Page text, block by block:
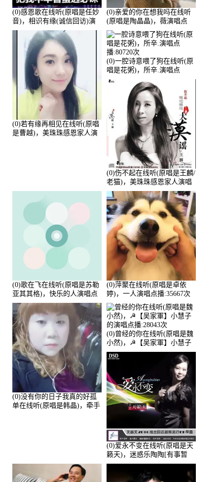
(0)感恩歌在线听(原唱是任妙
音)，相识有缘(诚信回访)演
唱点播:161288次
(0)亲爱的你在想我吗在线听
(原唱是陶晶晶)，薇演唱点
播:159722次
(0)若有缘再相见在线听(原唱
是曹越)，美珠珠感恩家人演
(0)一腔诗意喂了狗在线听(原
唱是花粥)，所辛.演唱点
播:80720次
(0)伤不起在线听(原唱是王麟/
老猫)，美珠珠感恩家人演唱
点播:80218次
(0)歌在飞在线听(原唱是苏勒
亚其其格)，快乐的人演唱点
播:36次
(0)萍聚在线听(原唱是卓依
婷)，一人演唱点播:35667次
(0)没有你的日子我真的好孤
单在线听(原唱是韩晶)，牵手
(0)曾经的你在线听(原唱是魏
小然)，☭【吴家軍】小慧子
的演唱点播:28043次
(0)爱永不变在线听(原唱是天
籁天)，迷惑乐陶陶[有事暂
离]演唱点播:27678次